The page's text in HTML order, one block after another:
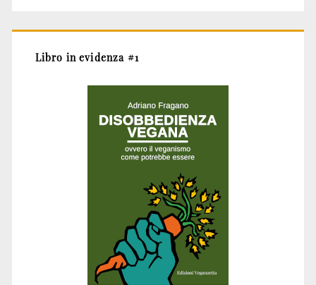
Libro in evidenza #1